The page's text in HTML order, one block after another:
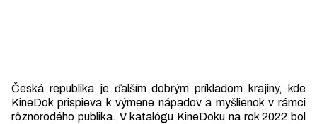
Česká republika je ďalším dobrým príkladom krajiny, kde
KineDok prispieva k výmene nápadov a myšlienok v rámci
rôznorodého publika. V katalógu KineDoku na rok 2022 bol